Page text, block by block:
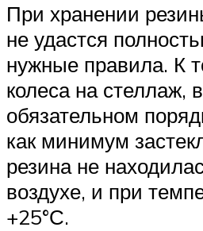
При хранении
не удастся
нужные правила. К
колеса на стеллаж,
обязательном
как минимум
резина не
воздухе, и при
+25°С.